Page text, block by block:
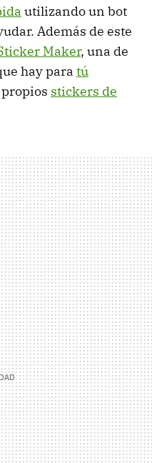
utilizando un bot
Además de este
Maker, una de
hay para tú
stickers de